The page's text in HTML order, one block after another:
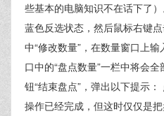
些基本的电脑知识不在话下了
蓝色反选状态，然后鼠标右键
中“修改数量”，在数量窗口上
口中的“盘点数量”一栏中将会
钮“结束盘点”，弹出以下提示
操作已经完成，但这时仅仅是